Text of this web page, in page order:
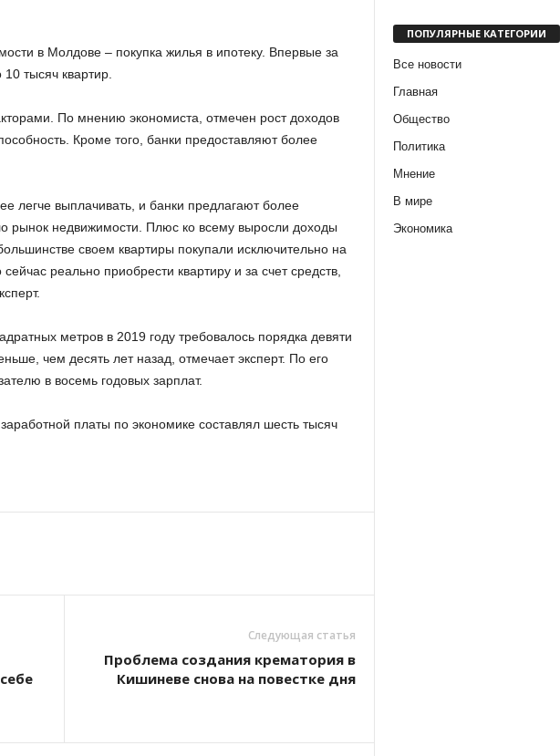
в Молдове – покупка жилья в ипотеку. Впервые за
тысяч квартир.
По мнению экономиста, отмечен рост доходов
Кроме того, банки предоставляют более
легче выплачивать, и банки предлагают более
рынок недвижимости. Плюс ко всему выросли доходы
своем квартиры покупали исключительно на
реально приобрести квартиру и за счет средств,
метров в 2019 году требовалось порядка девяти
чем десять лет назад, отмечает эксперт. По его
в восемь годовых зарплат.
платы по экономике составлял шесть тысяч
Следующая статья
Проблема создания крематория в
Кишиневе снова на повестке дня
ПОПУЛЯРНЫЕ КАТЕГОРИИ
Все новости
Главная
Общество
Политика
Мнение
В мире
Экономика